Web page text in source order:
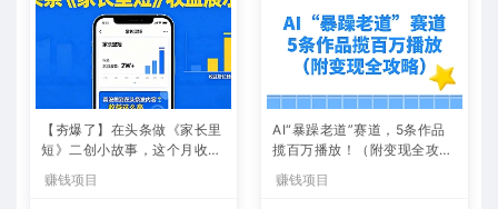
【夯爆了】在头条做《家长里
短》二创小故事，这个月收益
2w+
赚钱项目
AI“暴躁老道”赛道，5条作品
揽百万播放！（附变现全攻
略）
赚钱项目